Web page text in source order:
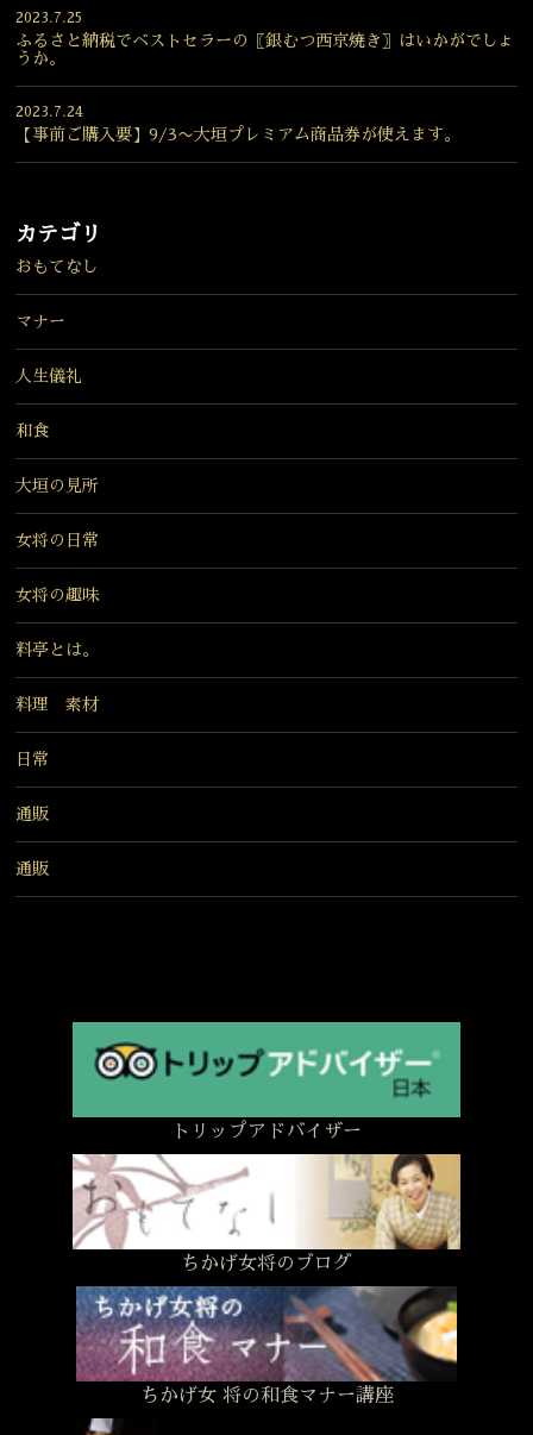
2023.7.25
ふるさと納税でベストセラーの〖銀むつ西京焼き〗はいかがでしょ
うか。
2023.7.24
【事前ご購入要】9/3〜大垣プレミアム商品券が使えます。
カテゴリ
おもてなし
マナー
人生儀礼
和食
大垣の見所
女将の日常
女将の趣味
料亭とは。
料理 素材
日常
通販
通販
トリップアドバイザー
ちかげ女将のブログ
ちかげ女 将の和食マナー講座